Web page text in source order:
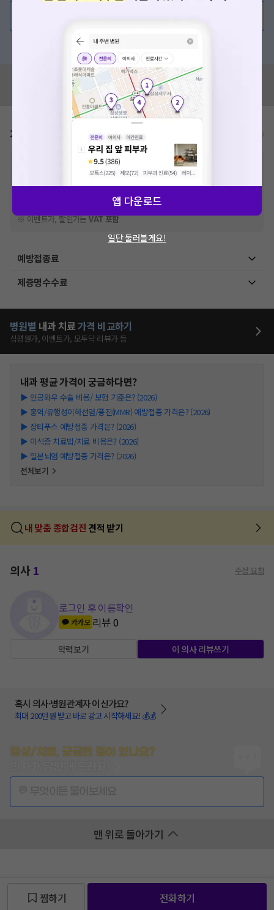
혹은, 의료상담 서비스에 다양한 게시글 보러가기
혹시 잘못된 병원정보가 있나요?
모두닥 팀에 알려주세요!
가격표
비급여 항목의 경우,추가비용 등으로 실제 가격과 상이할 수 있으니, 정확
한 가격은 해당 의료기관에 직접 문의해주세요.
※급여 항목의 경우,건강보험심사평가원에 고지되어 있는 급여 진료 기준 가
격입니다. (진료와 연관된 복합적인 비용이 추가되어, 병원마다 금액이 다르게
산정될 수 있는 점 참고 바랍니다.)
※ 이벤트가, 할인가는VAT 포함
예방접종료
제증명수수료
병원별 내과 치료가격 비교하기
심평원가, 이벤트가, 모두닥 리뷰가 등
내과평균 가격이 궁금하다면?
▶ 인공와우 수술 비용/ 보험 기준은? (2026)
▶ 홍역/유행성이하선염/풍진(MMR) 예방접종 가격은? (2026)
▶ 장티푸스 예방접종 가격은? (2026)
▶ 이석증 치료법/치료 비용은? (2026)
▶ 일본뇌염 예방접종 가격은? (2026)
전체보기
내 맞춤 종합검진 견적 받기
의사1 수정 요청
로그인 후 이름확인
카카오 리뷰0
약력보기 이 의사 리뷰쓰기
혹시 의사·병원관계자 이신가요?
최대 200만원 받고 바로 광고 시작하세요! 💰💰
증상/치료, 궁금한 점이 있나요?
맨 위로 돌아가기
찜하기 전화하기
앱 다운로드
일단 둘러볼게요!